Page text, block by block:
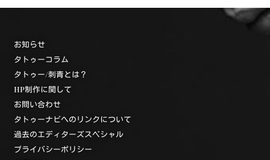
お知らせ
タトゥーコラム
タトゥー/刺青とは？
HP制作に関して
お問い合わせ
タトゥーナビへのリンクについて
過去のエディターズスペシャル
プライバシーポリシー